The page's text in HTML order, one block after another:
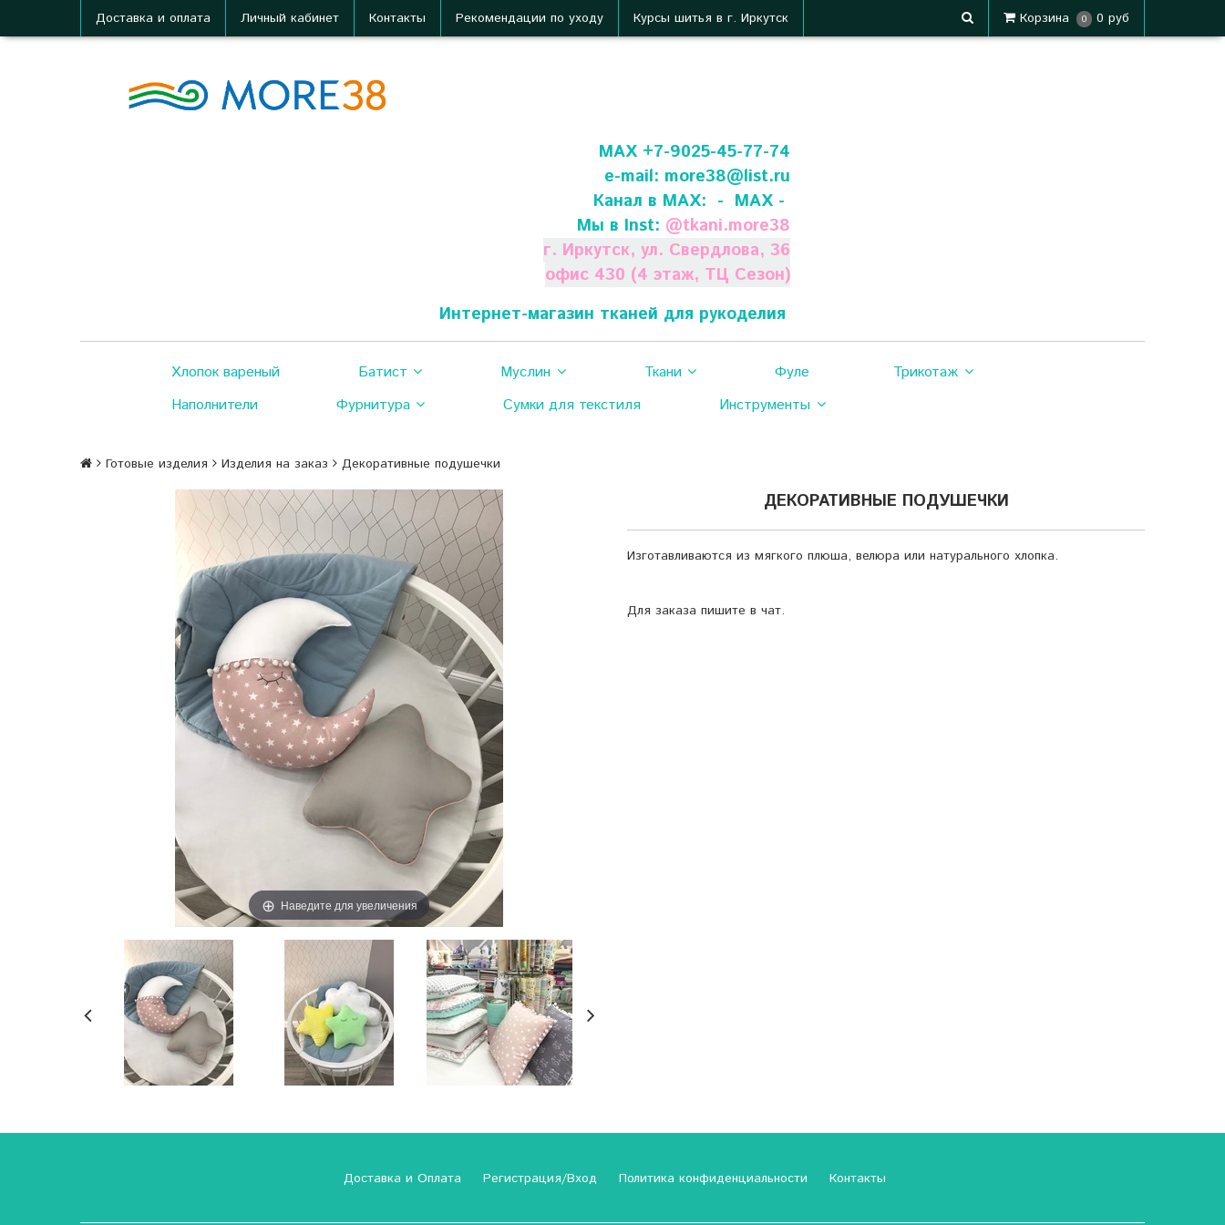
Доставка и оплата Личный кабинет Контакты Рекомендации по уходу Курсы шитья в г. Иркутск Корзина 0 0 руб
МАХ +7-9025-45-77-74
e-mail: more38@list.ru
Канал в МАХ: - МАХ -
Мы в Inst: @tkani.more38
г. Иркутск, ул. Свердлова, 36
офис 430 (4 этаж, ТЦ Сезон)
Интернет-магазин тканей для рукоделия
Хлопок вареный Батист Муслин Ткани Фуле
Трикотаж
Наполнители
Фурнитура Сумки для текстиля Инструменты
Готовые изделия Изделия на заказ Декоративные подушечки
Наведите для увеличения
ДЕКОРАТИВНЫЕ ПОДУШЕЧКИ
Изготавливаются из мягкого плюша, велюра или натурального хлопка.
Для заказа пишите в чат.
Доставка и Оплата Регистрация/Вход Политика конфиденциальности Контакты